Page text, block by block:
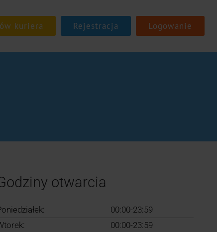
Rejestracja Logowanie
otwarcia
00:00-23:59
00:00-23:59